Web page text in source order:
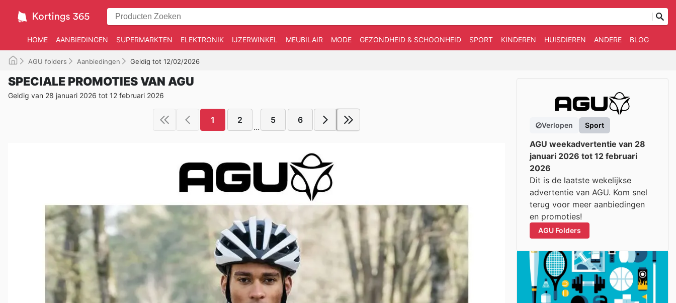
HOME AANBIEDINGEN SUPERMARKTEN ELEKTRONIK IJZERWINKEL MEUBILAIR MODE GEZONDHEID & SCHOONHEID SPORT KINDEREN HUISDIEREN ANDERE BLOG
AGU folders Aanbiedingen Geldig tot 12/02/2026
SPECIALE PROMOTIES VAN AGU
Geldig van 28 januari 2026 tot 12 februari 2026
1 2
...
5 6
Verlopen Sport
AGU weekadvertentie van 28
januari 2026 tot 12 februari
2026
Dit is de laatste wekelijkse
advertentie van AGU. Kom snel
terug voor meer aanbiedingen
en promoties!
AGU Folders